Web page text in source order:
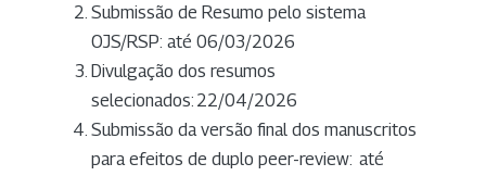
Submissão de Resumo pelo sistema
OJS/RSP: até 06/03/2026
Divulgação dos resumos
selecionados: 22/04/2026
Submissão da versão final dos manuscritos
para efeitos de duplo peer-review: até